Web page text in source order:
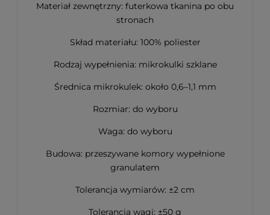
Materiał zewnętrzny: futerkowa tkanina po obu
stronach
Skład materiału: 100% poliester
Rodzaj wypełnienia: mikrokulki szklane
Średnica mikrokulek: około 0,6–1,1 mm
Rozmiar: do wyboru
Waga: do wyboru
Budowa: przeszywane komory wypełnione
granulatem
Tolerancja wymiarów: ±2 cm
Tolerancja wagi: ±50 g